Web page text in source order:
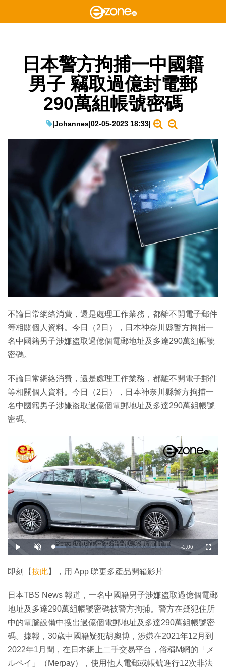
日本警方拘捕一中國籍
男子 竊取過億封電郵
290萬組帳號密碼
|Johannes|02-05-2023 18:33|
不論日常網絡消費，還是處理工作業務，都離不開電子郵件
等相關個人資料。今日（2日），日本神奈川縣警方拘捕一
名中國籍男子涉嫌盗取過億個電郵地址及多達290萬組帳號
密碼。
不論日常網絡消費，還是處理工作業務，都離不開電子郵件
等相關個人資料。今日（2日），日本神奈川縣警方拘捕一
名中國籍男子涉嫌盗取過億個電郵地址及多達290萬組帳號
密碼。
播
放
開
啟
載
1
9
%
剩
間
-5:06
全
螢
即刻【按此】，用 App 睇更多產品開箱影片
日本TBS News 報道，一名中國籍男子涉嫌盗取過億個電郵
地址及多達290萬組帳號密碼被警方拘捕。警方在疑犯住所
中的電腦設備中搜出過億個電郵地址及多達290萬組帳號密
碼。據報，30歲中國籍疑犯胡奧博，涉嫌在2021年12月到
2022年1月間，在日本網上二手交易平台，俗稱M網的「メ
ルペイ」（Merpay），使用他人電郵或帳號進行12次非法